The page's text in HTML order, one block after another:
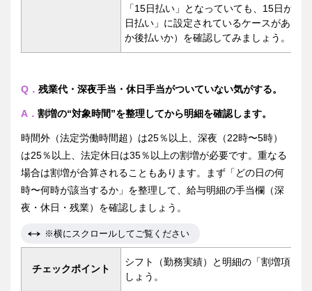
「15日払い」となっていても、15日が日
日払い」に設定されているケースがあり
か後払いか）を確認してみましょう。
Q． 残業代・深夜手当・休日手当がついていない気がする。
A． 割増の“対象時間”を整理してから明細を確認します。
時間外（法定労働時間超）は25％以上、深夜（22時〜5時）
は25％以上、法定休日は35％以上の割増が必要です。重なる
場合は割増が合算されることもあります。まず「どの日の何
時〜何時が該当するか」を整理して、給与明細の手当欄（深
夜・休日・残業）を確認しましょう。
※横にスクロールしてご覧ください
チェックポイント
シフト（勤務実績）と明細の「割増項目
しょう。